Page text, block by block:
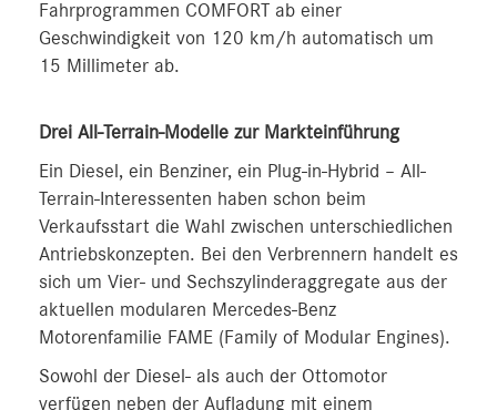
Fahrprogrammen COMFORT ab einer
Geschwindigkeit von 120 km/h automatisch um
15 Millimeter ab.
Drei All-Terrain-Modelle zur Markteinführung
Ein Diesel, ein Benziner, ein Plug-in-Hybrid – All-
Terrain-Interessenten haben schon beim
Verkaufsstart die Wahl zwischen unterschiedlichen
Antriebskonzepten. Bei den Verbrennern handelt es
sich um Vier- und Sechszylinderaggregate aus der
aktuellen modularen Mercedes-Benz
Motorenfamilie FAME (Family of Modular Engines).
Sowohl der Diesel- als auch der Ottomotor
verfügen neben der Aufladung mit einem